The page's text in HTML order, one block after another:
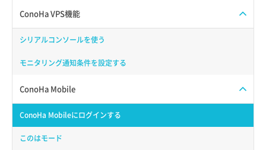
ConoHa VPS機能
シリアルコンソールを使う
モニタリング通知条件を設定する
ConoHa Mobile
ConoHa Mobileにログインする
このはモード